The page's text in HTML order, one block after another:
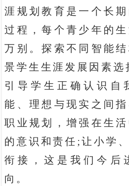
涯规划教育是一个长
过程，每个青少年的
万别。探索不同智能
景学生生涯发展因素
引导学生正确认识自
能、理想与现实之间
职业规划，增强在生
的意识和责任;让小学
衔接，这是我们今后
向。